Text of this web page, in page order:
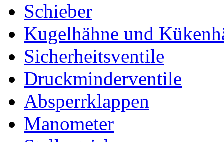
Schieber
Kugelhähne und
Sicherheitsventile
Druckminderventile
Absperrklappen
Manometer